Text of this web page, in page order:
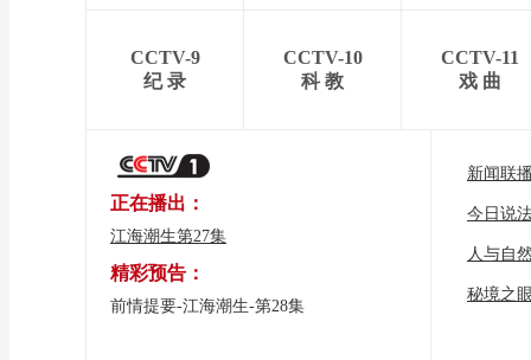
CCTV-9
纪 录
CCTV-10
科 教
CCTV-11
戏 曲
正在播出：
江海潮生第27集
精彩预告：
前情提要-江海潮生-第28集
新闻联
今日说
人与自
秘境之